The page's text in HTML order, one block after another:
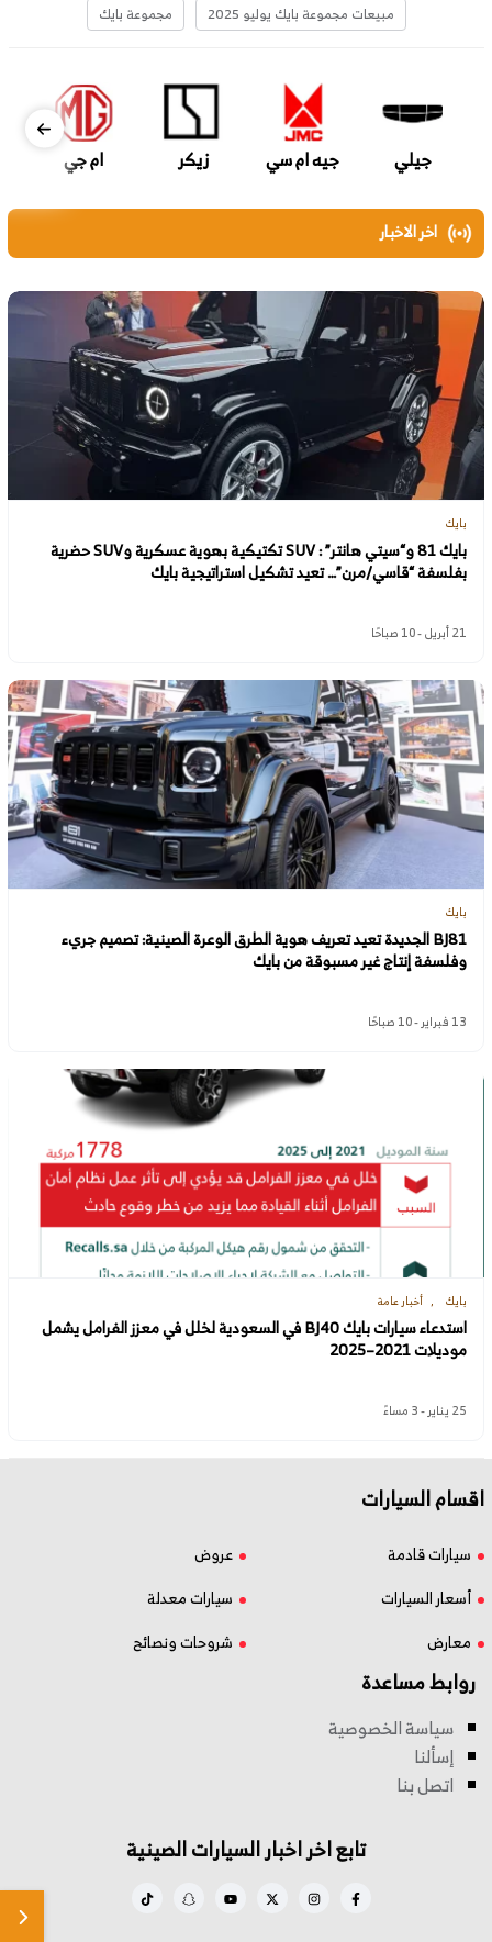
مبيعات مجموعة بايك يوليو 2025
مجموعة بايك
جيلي جيه ام سي زيكر ام جي
اخر الاخبار
بايك
بايك 81 و“سيتي هانتر” : SUV تكتيكية بهوية عسكرية وSUV حضرية
بفلسفة “قاسي/مرن”… تعيد تشكيل استراتيجية بايك
21 أبريل - 10 صباحًا
بايك
BJ81 الجديدة تعيد تعريف هوية الطرق الوعرة الصينية: تصميم جريء
وفلسفة إنتاج غير مسبوقة من بايك
13 فبراير - 10 صباحًا
بايك أخبار عامة
استدعاء سيارات بايك BJ40 في السعودية لخلل في معزز الفرامل يشمل
موديلات 2021–2025
25 يناير - 3 مساءً
اقسام السيارات
سيارات قادمة
عروض
أسعار السيارات
سيارات معدلة
معارض
شروحات ونصائح
روابط مساعدة
سياسة الخصوصية
إسألنا
اتصل بنا
تابع اخر اخبار السيارات الصينية